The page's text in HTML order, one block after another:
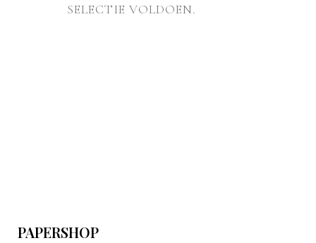
SELECTIE VOLDOEN.
PAPERSHOP